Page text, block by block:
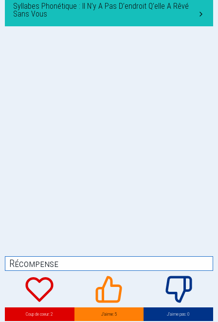
Syllabes Phonétique : Il N’y A Pas D’endroit Q’elle A Rêvé
Sans Vous
Récompense
Coup de coeur: 2 J’aime: 5 J’aime pas: 0